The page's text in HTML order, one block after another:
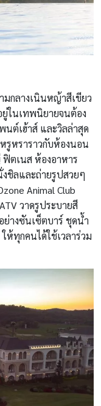
กลางเนินหญ้าสีเขียว
ยู่ในเทพนิยายจนต้อง
นต์เฮ้าส์ และวิลล่าสุด
รูหราราวกับห้องนอน
ฟิตเนส ห้องอาหาร
งชิลและถ่ายรูปสวยๆ
Animal Club
วาดรูประบายสี
ย่างซันเซ็ตบาร์ ชุดน้ำ
ห้ทุกคนได้ใช้เวลาร่วม